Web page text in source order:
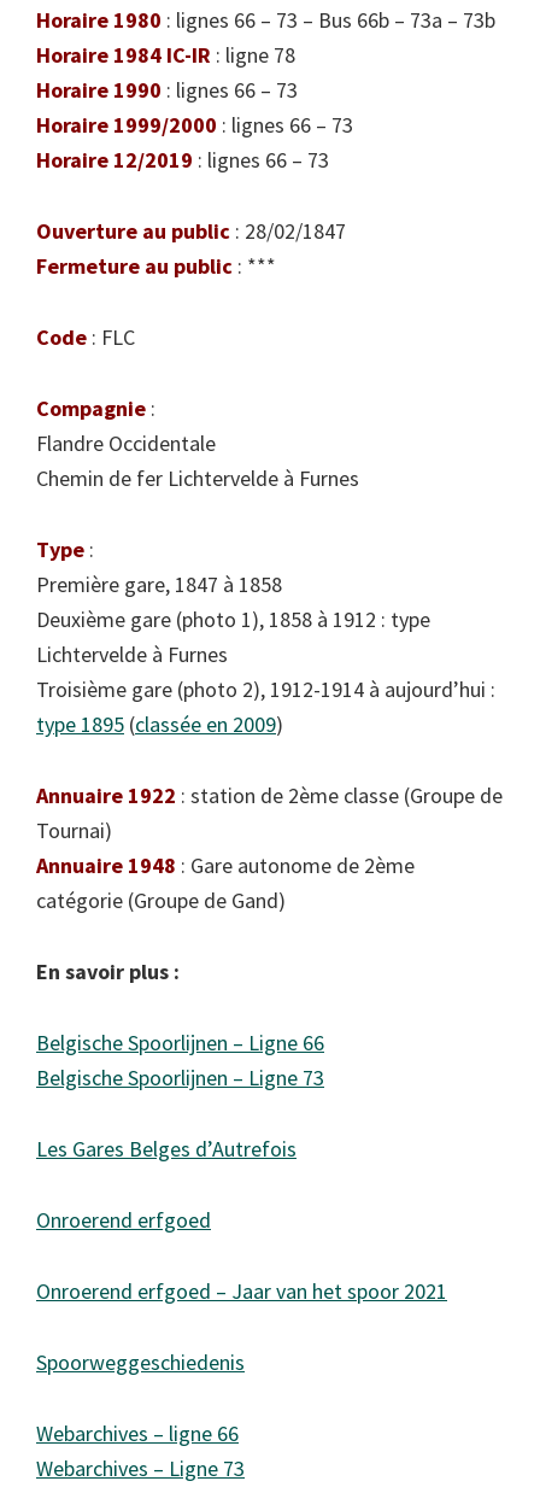
Horaire 1980 : lignes 66 – 73 – Bus 66b – 73a – 73b
Horaire 1984 IC-IR : ligne 78
Horaire 1990 : lignes 66 – 73
Horaire 1999/2000 : lignes 66 – 73
Horaire 12/2019 : lignes 66 – 73
Ouverture au public : 28/02/1847
Fermeture au public : ***
Code : FLC
Compagnie :
Flandre Occidentale
Chemin de fer Lichtervelde à Furnes
Type :
Première gare, 1847 à 1858
Deuxième gare (photo 1), 1858 à 1912 : type
Lichtervelde à Furnes
Troisième gare (photo 2), 1912-1914 à aujourd’hui :
type 1895 (classée en 2009)
Annuaire 1922 : station de 2ème classe (Groupe de
Tournai)
Annuaire 1948 : Gare autonome de 2ème
catégorie (Groupe de Gand)
En savoir plus :
Belgische Spoorlijnen – Ligne 66
Belgische Spoorlijnen – Ligne 73
Les Gares Belges d’Autrefois
Onroerend erfgoed
Onroerend erfgoed – Jaar van het spoor 2021
Spoorweggeschiedenis
Webarchives – ligne 66
Webarchives – Ligne 73